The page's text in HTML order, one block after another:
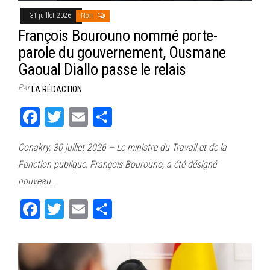
31 juillet 2026 Non
François Bourouno nommé porte-
parole du gouvernement, Ousmane
Gaoual Diallo passe le relais
ParLA RÉDACTION
Fa
bo
ok
T
tt
er
E
ail ag
er
Conakry, 30 juillet 2026 – Le ministre du Travail et de la
Fonction publique, François Bourouno, a été désigné
nouveau…
Fa
bo
T
tt
E
ail
ag